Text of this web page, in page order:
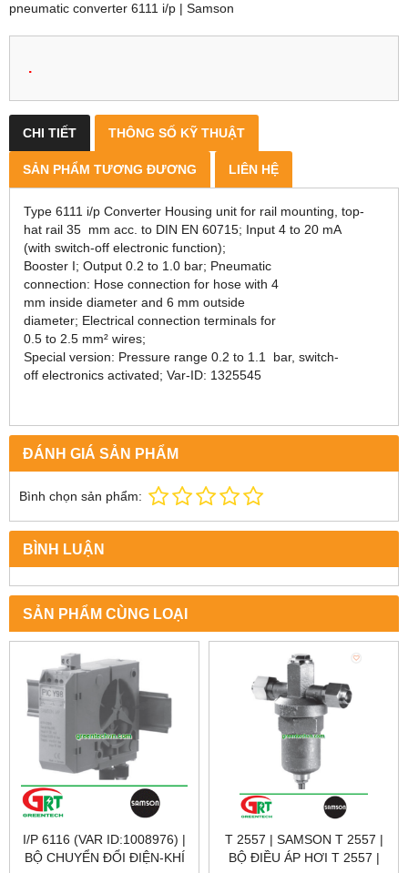
pneumatic converter 6111 i/p | Samson
.
CHI TIẾT THÔNG SỐ KỸ THUẬT
SẢN PHẨM TƯƠNG ĐƯƠNG LIÊN HỆ
Type 6111 i/p Converter Housing unit for rail mounting, top-
hat rail 35 mm acc. to DIN EN 60715; Input 4 to 20 mA
(with switch-off electronic function);
Booster I; Output 0.2 to 1.0 bar; Pneumatic
connection: Hose connection for hose with 4
mm inside diameter and 6 mm outside
diameter; Electrical connection terminals for
0.5 to 2.5 mm² wires;
Special version: Pressure range 0.2 to 1.1 bar, switch-
off electronics activated; Var-ID: 1325545
ĐÁNH GIÁ SẢN PHẨM
Bình chọn sản phẩm:
BÌNH LUẬN
SẢN PHẨM CÙNG LOẠI
I/P 6116 (VAR ID:1008976) |
BỘ CHUYỂN ĐỔI ĐIỆN-KHÍ
T 2557 | SAMSON T 2557 |
BỘ ĐIỀU ÁP HƠI T 2557 |